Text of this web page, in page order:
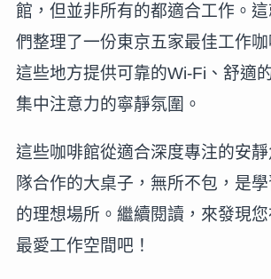
館，但並非所有的都適合工作。
們整理了一份東京五家最佳工作咖
這些地方提供可靠的Wi-Fi、舒適
集中注意力的寧靜氛圍。
這些咖啡館從適合深度專注的安
隊合作的大桌子，無所不包，是
的理想場所。繼續閱讀，來發現
最愛工作空間吧！